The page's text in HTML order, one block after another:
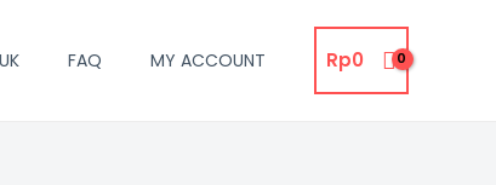
FAQ MY ACCOUNT Rp0